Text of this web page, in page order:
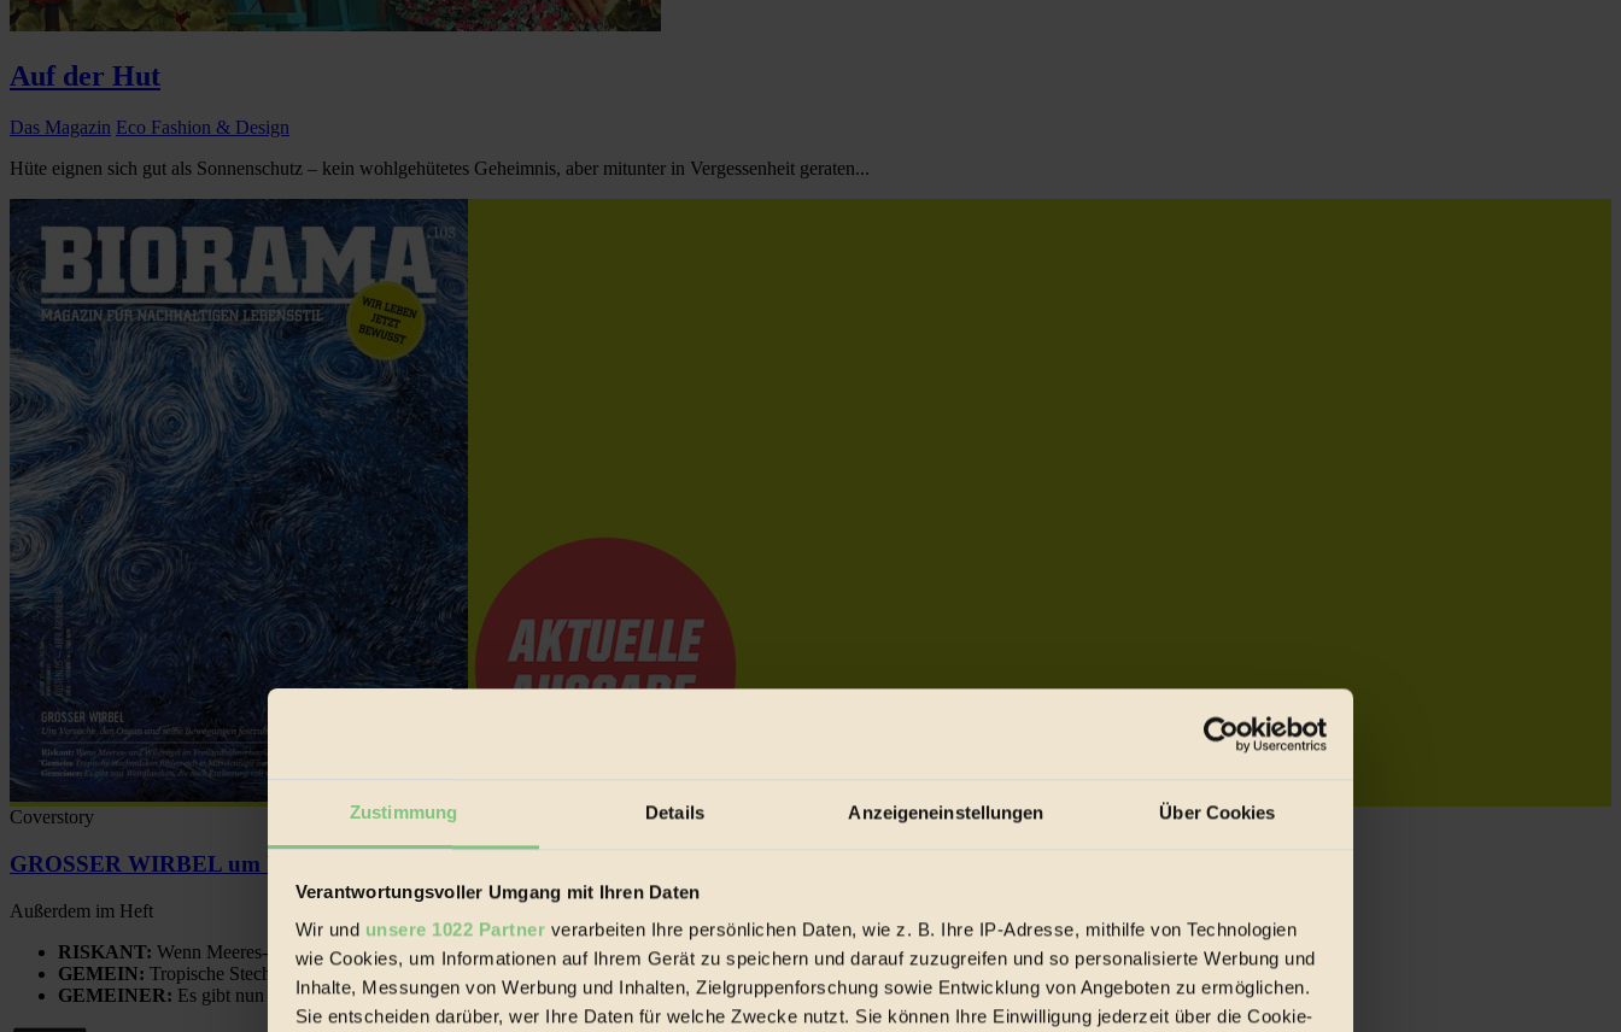
Zustimmung Details Anzeigeneinstellungen Über Cookies
Verantwortungsvoller Umgang mit Ihren Daten
Wir und unsere 1022 Partner verarbeiten Ihre persönlichen Daten, wie z. B. Ihre IP-Adresse, mithilfe von Technologien
wie Cookies, um Informationen auf Ihrem Gerät zu speichern und darauf zuzugreifen und so personalisierte Werbung und
Inhalte, Messungen von Werbung und Inhalten, Zielgruppenforschung sowie Entwicklung von Angeboten zu ermöglichen.
Sie entscheiden darüber, wer Ihre Daten für welche Zwecke nutzt. Sie können Ihre Einwilligung jederzeit über die Cookie-
Auf der Hut
Das Magazin Eco Fashion & Design
Hüte eignen sich gut als Sonnenschutz – kein wohlgehütetes Geheimnis, aber mitunter in Vergessenheit geraten...
Coverstory
GROSSER WIRBEL um Versuche, den Ozean und seine Bewegungen festzuhalten.
Außerdem im Heft
RISKANT: Wenn Meeres- und Wildvögel im Freilandhühnerbetrieb vorbeischauen.
GEMEIN: Tropische Stechmücken fühlen sich in Mitteleuropa inziwschen oft zu Hause.
GEMEINER: Es gibt nun Weinflaschen, die nach Entleerung voll wieder zu dir zurückkommen.